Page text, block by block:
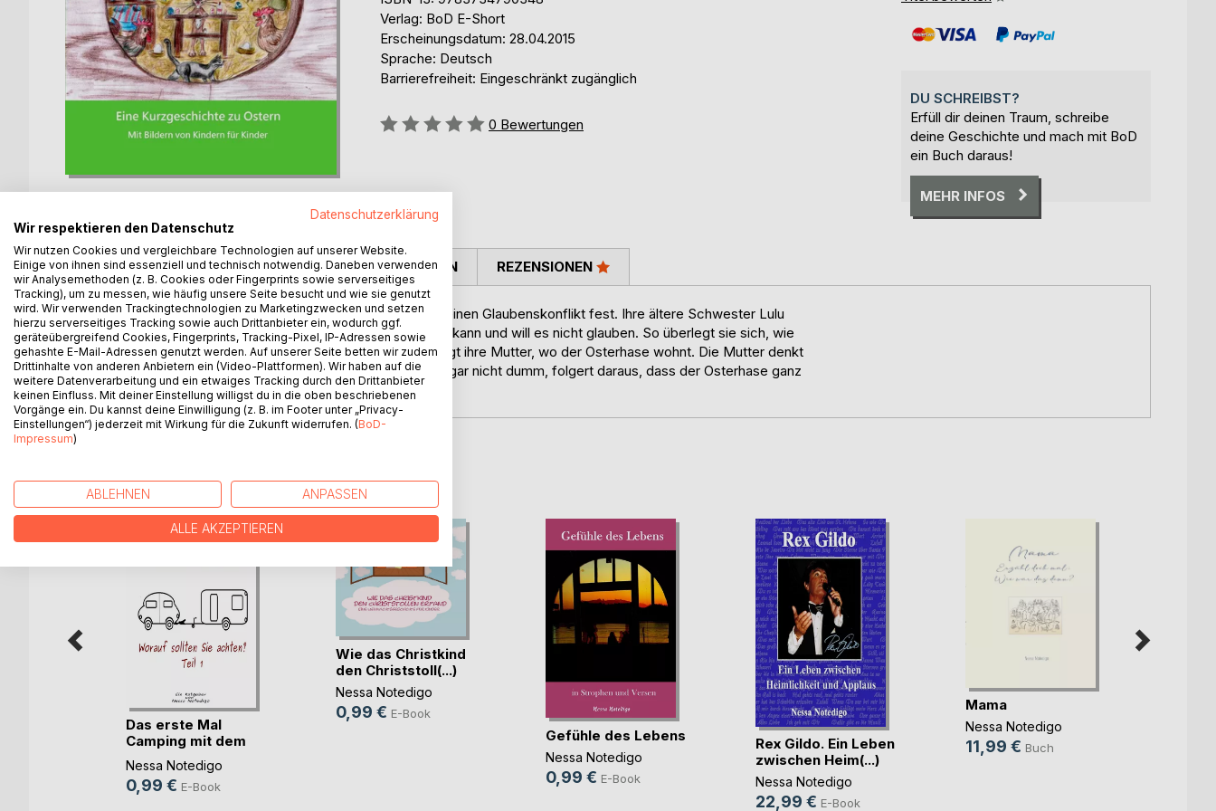
Verlag: BoD E-Short
Erscheinungsdatum: 28.04.2015
Sprache: Deutsch
Barrierefreiheit: Eingeschränkt zugänglich
Bewertung::
0 Bewertungen
DU SCHREIBST?
Erfüll dir deinen Traum, schreibe
deine Geschichte und mach mit BoD
ein Buch daraus!
MEHR INFOS
BESCHREIBUNG
Laura ist gerade erst fünf Jahre alt und steckt in einem kleinen Glaubenskonflikt fest. Ihre ältere Schwester Lulu
behauptet, dass es den Osterhasen gar nicht gäbe. Laura kann und will es nicht glauben. So überlegt sie sich, wie
sie ihrer Schwester das Gegenteil beweisen kann. Sie fragt ihre Mutter, wo der Osterhase wohnt. Die Mutter denkt
sich einen Ort aus, den sie allerdings nur andeutet. Laura, gar nicht dumm, folgert daraus, dass der Osterhase ganz
in ihrer Nähe wohnen muss und macht sich auf den Weg.
AUTOR/IN PRESSESTIMMEN REZENSIONEN
WEITERE TITEL BEIBoD
Das erste Mal
Camping mit dem
Wohnwagen
Nessa Notedigo
0,99 € E-Book
Wie das Christkind
den Christstoll(...)
Nessa Notedigo
0,99 € E-Book
Gefühle des Lebens
Nessa Notedigo
0,99 € E-Book
Rex Gildo. Ein Leben
zwischen Heim(...)
Nessa Notedigo
22,99 € E-Book
Mama
Nessa Notedigo
11,99 € Buch
Datenschutzerklärung
Wir respektieren den Datenschutz
Wir nutzen Cookies und vergleichbare Technologien auf unserer Website.
Einige von ihnen sind essenziell und technisch notwendig. Daneben verwenden
wir Analysemethoden (z. B. Cookies oder Fingerprints sowie serverseitiges
Tracking), um zu messen, wie häufig unsere Seite besucht und wie sie genutzt
wird. Wir verwenden Trackingtechnologien zu Marketingzwecken und setzen
hierzu serverseitiges Tracking sowie auch Drittanbieter ein, wodurch ggf.
geräteübergreifend Cookies, Fingerprints, Tracking-Pixel, IP-Adressen sowie
gehashte E-Mail-Adressen genutzt werden. Auf unserer Seite betten wir zudem
Drittinhalte von anderen Anbietern ein (Video-Plattformen). Wir haben auf die
weitere Datenverarbeitung und ein etwaiges Tracking durch den Drittanbieter
keinen Einfluss. Mit deiner Einstellung willigst du in die oben beschriebenen
Vorgänge ein. Du kannst deine Einwilligung (z. B. im Footer unter „Privacy-
Einstellungen“) jederzeit mit Wirkung für die Zukunft widerrufen. (BoD-
Impressum)
ABLEHNEN ANPASSEN
ALLE AKZEPTIEREN